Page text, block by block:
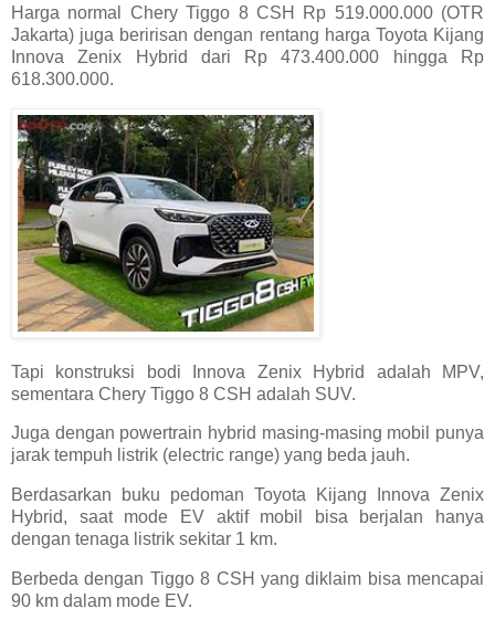
Harga normal Chery Tiggo 8 CSH Rp 519.000.000 (OTR
Jakarta) juga beririsan dengan rentang harga Toyota Kijang
Innova Zenix Hybrid dari Rp 473.400.000 hingga Rp
618.300.000.
Tapi konstruksi bodi Innova Zenix Hybrid adalah MPV,
sementara Chery Tiggo 8 CSH adalah SUV.
Juga dengan powertrain hybrid masing-masing mobil punya
jarak tempuh listrik (electric range) yang beda jauh.
Berdasarkan buku pedoman Toyota Kijang Innova Zenix
Hybrid, saat mode EV aktif mobil bisa berjalan hanya
dengan tenaga listrik sekitar 1 km.
Berbeda dengan Tiggo 8 CSH yang diklaim bisa mencapai
90 km dalam mode EV.